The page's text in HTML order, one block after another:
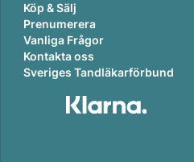
Köp & Sälj
Prenumerera
Vanliga Frågor
Kontakta oss
Sveriges Tandläkarförbund